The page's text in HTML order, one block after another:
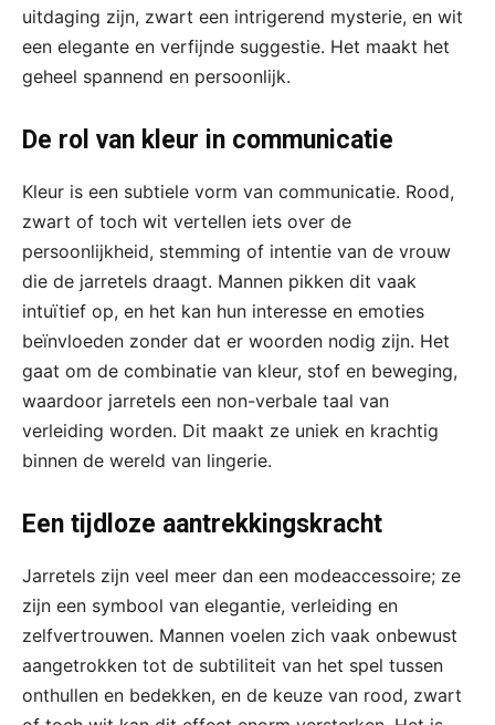
uitdaging zijn, zwart een intrigerend mysterie, en wit
een elegante en verfijnde suggestie. Het maakt het
geheel spannend en persoonlijk.
De rol van kleur in communicatie
Kleur is een subtiele vorm van communicatie. Rood,
zwart of toch wit vertellen iets over de
persoonlijkheid, stemming of intentie van de vrouw
die de jarretels draagt. Mannen pikken dit vaak
intuïtief op, en het kan hun interesse en emoties
beïnvloeden zonder dat er woorden nodig zijn. Het
gaat om de combinatie van kleur, stof en beweging,
waardoor jarretels een non-verbale taal van
verleiding worden. Dit maakt ze uniek en krachtig
binnen de wereld van lingerie.
Een tijdloze aantrekkingskracht
Jarretels zijn veel meer dan een modeaccessoire; ze
zijn een symbool van elegantie, verleiding en
zelfvertrouwen. Mannen voelen zich vaak onbewust
aangetrokken tot de subtiliteit van het spel tussen
onthullen en bedekken, en de keuze van rood, zwart